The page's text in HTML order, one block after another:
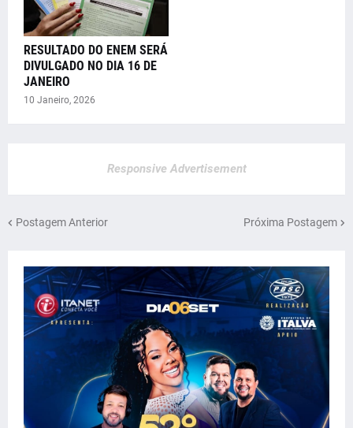
RESULTADO DO ENEM SERÁ
DIVULGADO NO DIA 16 DE
JANEIRO
10 Janeiro, 2026
Responsive Advertisement
Postagem Anterior Próxima Postagem